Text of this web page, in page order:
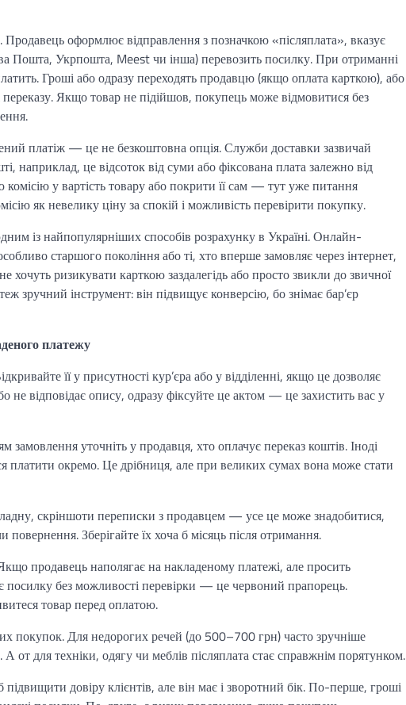
оформлює відправлення з позначкою «післяплата», вказує
Пошта, Укрпошта, Meest чи інша) перевозить посилку. При отриманні
Гроші або одразу переходять продавцю (якщо оплата карткою), або
переказу. Якщо товар не підійшов, покупець може відмовитися без
платіж — це не безкоштовна опція. Служби доставки зазвичай
наприклад, це відсоток від суми або фіксована плата залежно від
у вартість товару або покрити її сам — тут уже питання
як невелику ціну за спокій і можливість перевірити покупку.
із найпопулярніших способів розрахунку в Україні. Онлайн-
старшого покоління або ті, хто вперше замовляє через інтернет,
хочуть ризикувати карткою заздалегідь або просто звикли до звичної
зручний інструмент: він підвищує конверсію, бо знімає бар’єр
платежу
її у присутності кур’єра або у відділенні, якщо це дозволяє
відповідає опису, одразу фіксуйте це актом — це захистить вас у
уточніть у продавця, хто оплачує переказ коштів. Іноді
платити окремо. Це дрібниця, але при великих сумах вона може стати
скріншоти переписки з продавцем — усе це може знадобитися,
Зберігайте їх хоча б місяць після отримання.
продавець наполягає на накладеному платежі, але просить
посилку без можливості перевірки — це червоний прапорець.
товар перед оплатою.
покупок. Для недорогих речей (до 500–700 грн) часто зручніше
для техніки, одягу чи меблів післяплата стає справжнім порятунком.
довіру клієнтів, але він має і зворотний бік. По-перше, гроші